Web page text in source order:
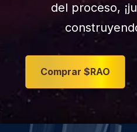
del proceso,
Comprar $RAO